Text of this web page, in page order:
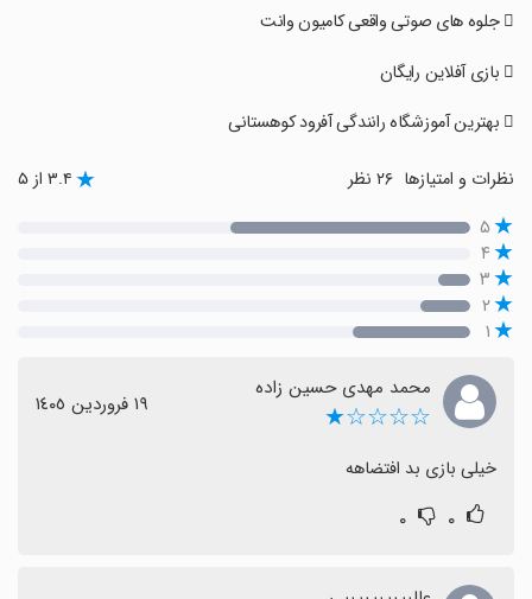
نظرات و امتیازها ۳.۴ از ۵
۵
۴
۳
۲
۱
محمد مهدی حسین زاده
☆☆☆☆★ ١٩ فروردین ١٤٠٥
خیلی بازی بد افتضاهه
۰ ۰